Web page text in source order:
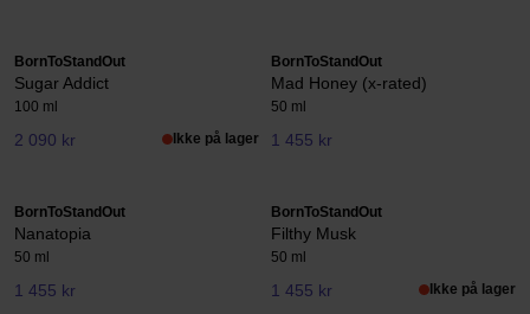
BornToStandOut
Sugar Addict
100 ml
2 090 kr Ikke på lager
BornToStandOut
Mad Honey (x-rated)
50 ml
1 455 kr
BornToStandOut
Nanatopia
50 ml
1 455 kr
BornToStandOut
Filthy Musk
50 ml
1 455 kr Ikke på lager